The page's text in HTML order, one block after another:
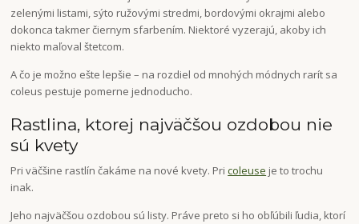
zelenými listami, sýto ružovými stredmi, bordovými okrajmi alebo
dokonca takmer čiernym sfarbením. Niektoré vyzerajú, akoby ich
niekto maľoval štetcom.
A čo je možno ešte lepšie – na rozdiel od mnohých módnych rarít sa
coleus pestuje pomerne jednoducho.
Rastlina, ktorej najväčšou ozdobou nie
sú kvety
Pri väčšine rastlín čakáme na nové kvety. Pricoleuse je to trochu
inak.
Jeho najväčšou ozdobou sú listy. Práve preto si ho obľúbili ľudia, ktorí